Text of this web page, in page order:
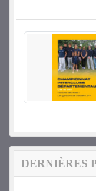
DERNIÈRES